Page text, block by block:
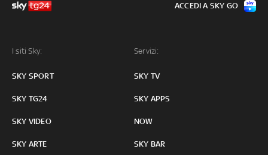
I siti Sky:
SKY SPORT
SKY TG24
SKY VIDEO
SKY ARTE
Servizi:
SKY TV
SKY APPS
NOW
SKY BAR
ACCEDI A SKY GO